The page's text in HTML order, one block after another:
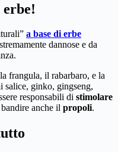
a base di erbe
dannose e da
frangula, il rabarbaro, e la
salice, ginko, gingseng,
responsabili di stimolare
anche il propoli.